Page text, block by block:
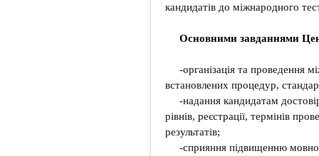
кандидатів до міжнародного
Основними завданнями
-організація та проведення
встановлених процедур,
-надання кандидатам
рівнів, реєстрації, термінів
результатів;
-сприяння підвищенню